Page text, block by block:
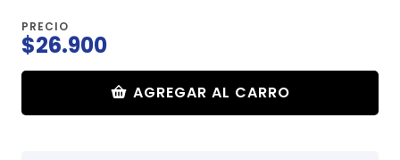
PRECIO
$26.900
AGREGAR AL CARRO